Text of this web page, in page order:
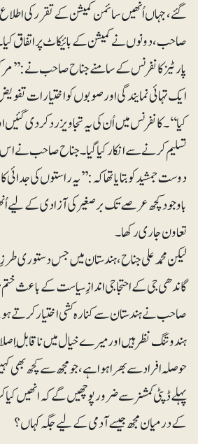
گئے، جہاں اُنھیں سائمن کمیشن کے تقرر کی اطلاع
پارٹیز کانفرنس کے سامنے جناح صاحب نے:
ایک تہائی نمایندگی اور صوبوں کو اختیارات
کیا‘‘۔ کانفرنس میں اُن کی یہ تجاویز رد کر دی گئیں
تسلیم کرنے سے انکار کیا گیا۔ جناح صاحب نے
دوست جمشید کو بتایا تھا کہ: ’’یہ راستوں کی
باوجود کچھ عرصے تک برصغیر کی آزادی کے لیے
تعاون جاری رکھا۔
لیکن محمدعلی جناح، ہندستان میں جس دستوری
گاندھی جی کے احتجاجی اندازِ سیاست کے باعث ختم
صاحب نے ہندستان سے کنارہ کشی اختیار کرتے
ہندو تنگ نظر ہیں اور میرے خیال میں ناقابلِ
حوصلہ افراد سے بھرا ہوا ہے، جو مجھ سے کچھ بھی
پہلے ڈپٹی کمشنر سے ضرور پوچھیں گے کہ انھیں
کے درمیان مجھ جیسے آدمی کے لیے جگہ کہاں؟